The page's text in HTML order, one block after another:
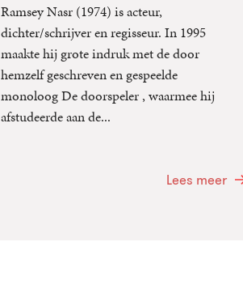
Ramsey Nasr (1974) is acteur,
dichter/schrijver en regisseur. In 1995
maakte hij grote indruk met de door
hemzelf geschreven en gespeelde
monoloog De doorspeler , waarmee hij
afstudeerde aan de...
Lees meer